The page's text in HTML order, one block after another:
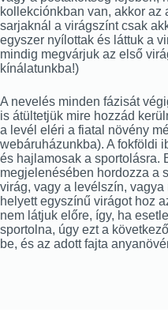
kollekciónkban van, akkor az
sarjaknál a virágszínt csak
egyszer nyílottak és láttuk a
mindig megvárjuk az első
kínálatunkba!)
A nevelés minden fázisát
is átültetjük mire hozzád
a levél eléri a fiatal növény
webáruházunkba). A fokföldi
és hajlamosak a sportolásra.
megjelenésében hordozza a
virág, vagy a levélszín,
helyett egyszínű virágot hoz
nem látjuk előre, így, ha
sportolna, úgy ezt a
be, és az adott fajta